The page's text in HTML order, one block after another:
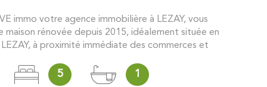
immo votre agence immobilière à LEZAY, vous
rénovée depuis 2015, idéalement située en
à proximité immédiate des commerces et
de santé (médecins, dentistes, pharmacies)
scolaires de la maternelle au collège.
5 1